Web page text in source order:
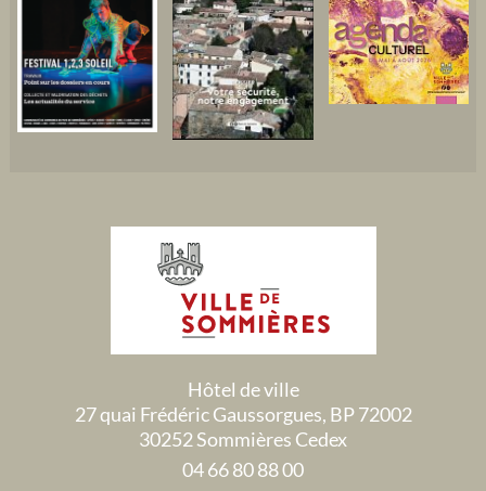
Hôtel de ville
27 quai Frédéric Gaussorgues, BP 72002
30252 Sommières Cedex
04 66 80 88 00